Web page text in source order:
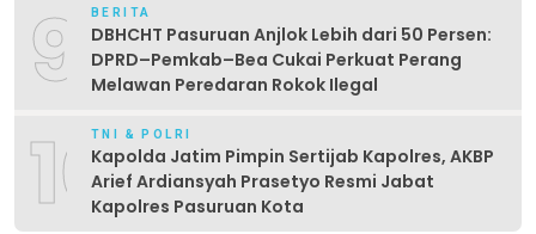
9 BERITA
DBHCHT Pasuruan Anjlok Lebih dari 50 Persen:
DPRD–Pemkab–Bea Cukai Perkuat Perang
Melawan Peredaran Rokok Ilegal
10TNI & POLRI
Kapolda Jatim Pimpin Sertijab Kapolres, AKBP
Arief Ardiansyah Prasetyo Resmi Jabat
Kapolres Pasuruan Kota